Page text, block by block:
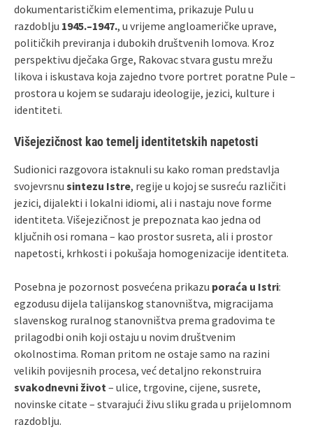
dokumentarističkim elementima, prikazuje Pulu u
razdoblju 1945.–1947., u vrijeme angloameričke uprave,
političkih previranja i dubokih društvenih lomova. Kroz
perspektivu dječaka Grge, Rakovac stvara gustu mrežu
likova i iskustava koja zajedno tvore portret poratne Pule –
prostora u kojem se sudaraju ideologije, jezici, kulture i
identiteti.
Višejezičnost kao temelj identitetskih napetosti
Sudionici razgovora istaknuli su kako roman predstavlja
svojevrsnu sintezu Istre, regije u kojoj se susreću različiti
jezici, dijalekti i lokalni idiomi, ali i nastaju nove forme
identiteta. Višejezičnost je prepoznata kao jedna od
ključnih osi romana – kao prostor susreta, ali i prostor
napetosti, krhkosti i pokušaja homogenizacije identiteta.
Posebna je pozornost posvećena prikazu poraća u Istri:
egzodusu dijela talijanskog stanovništva, migracijama
slavenskog ruralnog stanovništva prema gradovima te
prilagodbi onih koji ostaju u novim društvenim
okolnostima. Roman pritom ne ostaje samo na razini
velikih povijesnih procesa, već detaljno rekonstruira
svakodnevni život – ulice, trgovine, cijene, susrete,
novinske citate – stvarajući živu sliku grada u prijelomnom
razdoblju.